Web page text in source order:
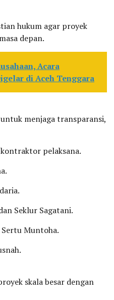
hukum agar proyek
depan.
Acara
di Aceh Tenggara
menjaga transparansi,
kontraktor pelaksana.
Seklur Sagatani.
Muntoha.
skala besar dengan